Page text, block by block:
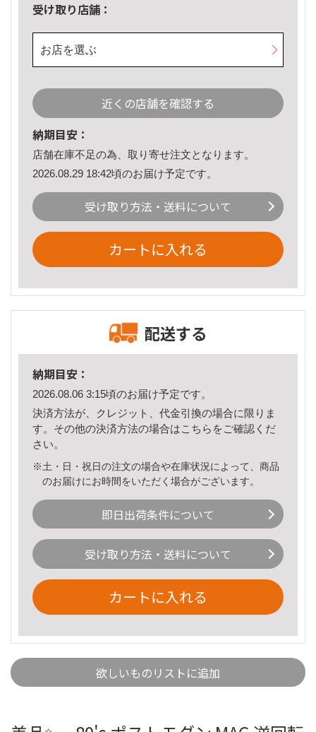
受け取り店舗：
お店を選ぶ
近くの店舗を確認する
納期目安：
店舗在庫不足の為、取り寄せ注文となります。
2026.08.29 18:42頃のお届け予定です。
受け取り方法・送料について
カートに入れる
配送する
納期目安：
2026.08.06 3:15頃のお届け予定です。
決済方法が、クレジット、代金引換の場合に限りま
す。その他の決済方法の場合はこちら をご確認くだ
さい。
※土・日・祝日の注文の場合や在庫状況によって、商品
のお届けにお時間をいただく場合がございます。
即日出荷条件について
受け取り方法・送料について
カートに入れる
欲しいものリストに追加